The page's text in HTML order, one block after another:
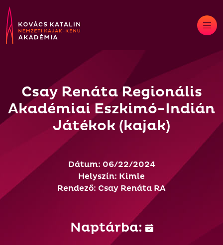
Skip
to
content
Csay Renáta Regionális
Akadémiai Eszkimó-Indián
Játékok (kajak)
Dátum: 06/22/2024
Helyszín: Kimle
Rendező: Csay Renáta RA
Naptárba: